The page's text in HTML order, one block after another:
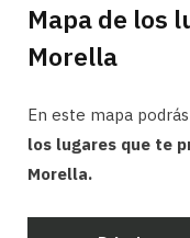
Mapa de los
Morella
En este mapa
los lugares que te
Morella.